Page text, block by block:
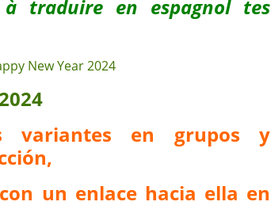
traduire en espagnol tes
variantes en grupos y
un enlace hacia ella en